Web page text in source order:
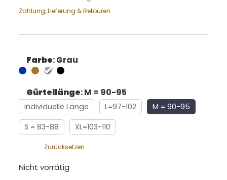
Zahlung, Lieferung & Retouren
Farbe:Grau
Gürtellänge:M = 90-95
individuelle Länge L=97-102
M = 90-95
S = 83-88
XL=103-110
Zurücksetzen
Nicht vorrätig